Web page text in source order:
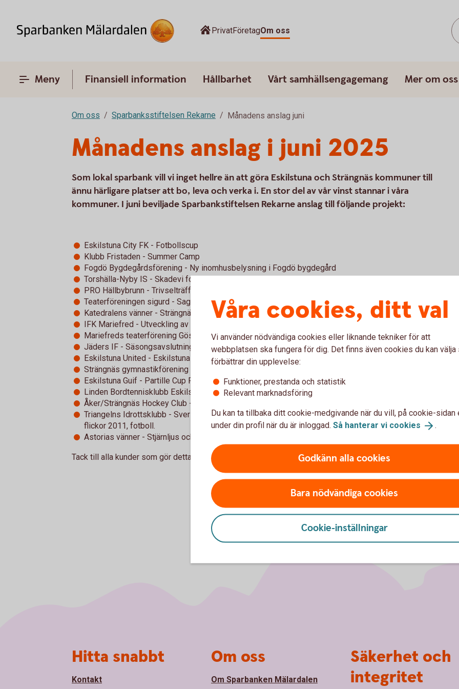
PrivatFöretagOm oss
Meny Finansiell information Hållbarhet Vårt samhällsengagemang Mer om oss
Om oss Sparbanksstiftelsen Rekarne Månadens anslag juni
Månadens anslag i juni 2025
Som lokal sparbank vill vi inget hellre än att göra Eskilstuna och Strängnäs kommuner till
ännu härligare platser att bo, leva och verka i. En stor del av vår vinst stannar i våra
kommuner. I juni beviljade Sparbankstiftelsen Rekarne anslag till följande projekt:
Eskilstuna City FK - Fotbollscup
Klubb Fristaden - Summer Camp
Fogdö Bygdegårdsförening - Ny inomhusbelysning i Fogdö bygdegård
Torshälla-Nyby IS - Skadevi fotbollscup
PRO Hällbybrunn - Trivselträffar
Teaterföreningen sigurd - Sagornas skog
Katedralens vänner - Strängnäs domkyrka och minnesmärken
IFK Mariefred - Utveckling av innebandysektionen
Mariefreds teaterförening Göstaf - Teaterföreställning: En Mariefredsmans epistlar
Jäders IF - Säsongsavslutningscup för Jäders IF P-12/13
Eskilstuna United - Eskilstuna United DFF - Akademi
Strängnäs gymnastikförening - Deltagande i Wisbycupen
Eskilstuna Guif - Partille Cup P11
Linden Bordtennisklubb Eskilstuna - Etablera herrlag i Pingisligan i Eskilstuna
Åker/Strängnäs Hockey Club - Satsning på flick- och damhockey
Triangelns Idrottsklubb - SverigeCupen i Karlstad, inofficiella SM för breddlag för
flickor 2011, fotboll.
Astorias vänner - Stjärnljus och Romantik
Tack till alla kunder som gör detta möjligt!
Våra cookies, ditt val
Vi använder nödvändiga cookies eller liknande tekniker för att
webbplatsen ska fungera för dig. Det finns även cookies du kan välja
förbättrar din upplevelse:
Funktioner, prestanda och statistik
Relevant marknadsföring
Du kan ta tillbaka ditt cookie-medgivande när du vill, på cookie-sidan
under din profil när du är inloggad. Så hanterar vi cookies .
Godkänn alla cookies
Bara nödvändiga cookies
Cookie-inställningar
Hitta snabbt
Kontakt
Om oss
Om Sparbanken Mälardalen
Säkerhet och
integritet